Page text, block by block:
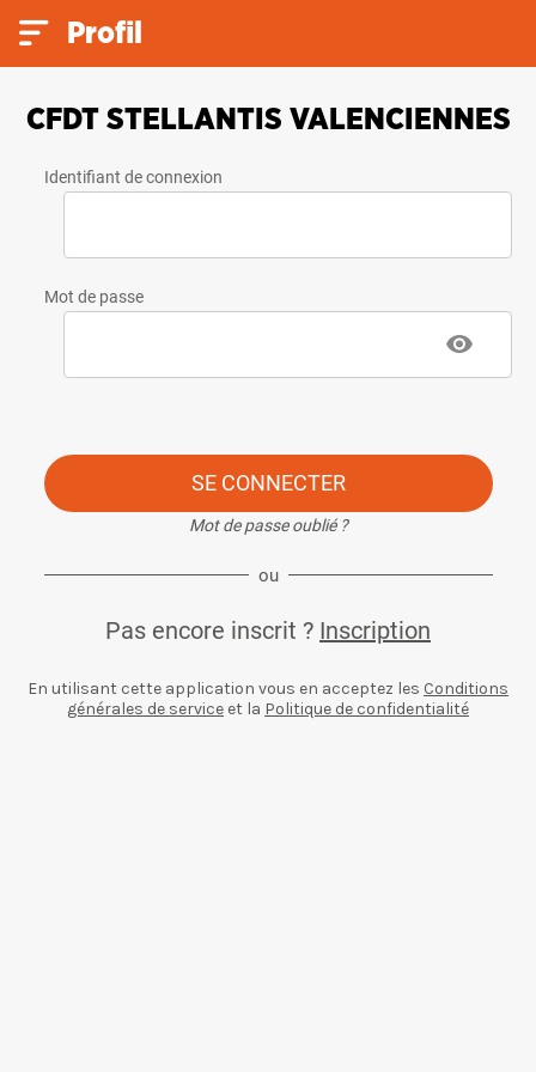
Profil
CFDT STELLANTIS VALENCIENNES
Identifiant de connexion
Mot de passe
SE CONNECTER
Mot de passe oublié ?
ou
Pas encore inscrit ? Inscription
En utilisant cette application vous en acceptez les Conditions
générales de service et la Politique de confidentialité